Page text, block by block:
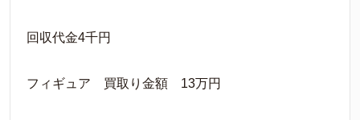
回収代金4千円
フィギュア 買取り金額 13万円